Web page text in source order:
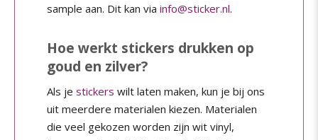
sample aan. Dit kan via info@sticker.nl.
Hoe werkt stickers drukken op
goud en zilver?
Als je stickers wilt laten maken, kun je bij ons
uit meerdere materialen kiezen. Materialen
die veel gekozen worden zijn wit vinyl,